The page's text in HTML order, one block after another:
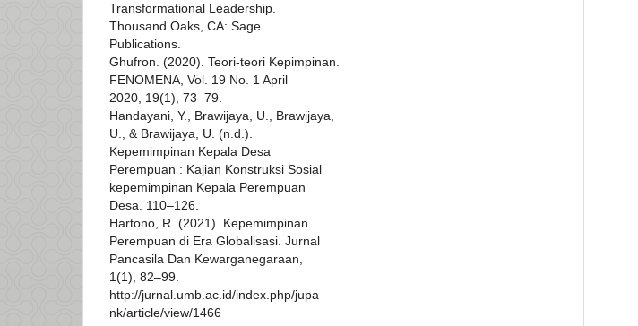
Transformational Leadership.
Thousand Oaks, CA: Sage
Publications.
Ghufron. (2020). Teori-teori Kepimpinan.
FENOMENA, Vol. 19 No. 1 April
2020, 19(1), 73–79.
Handayani, Y., Brawijaya, U., Brawijaya,
U., & Brawijaya, U. (n.d.).
Kepemimpinan Kepala Desa
Perempuan : Kajian Konstruksi Sosial
kepemimpinan Kepala Perempuan
Desa. 110–126.
Hartono, R. (2021). Kepemimpinan
Perempuan di Era Globalisasi. Jurnal
Pancasila Dan Kewarganegaraan,
1(1), 82–99.
http://jurnal.umb.ac.id/index.php/jupa
nk/article/view/1466